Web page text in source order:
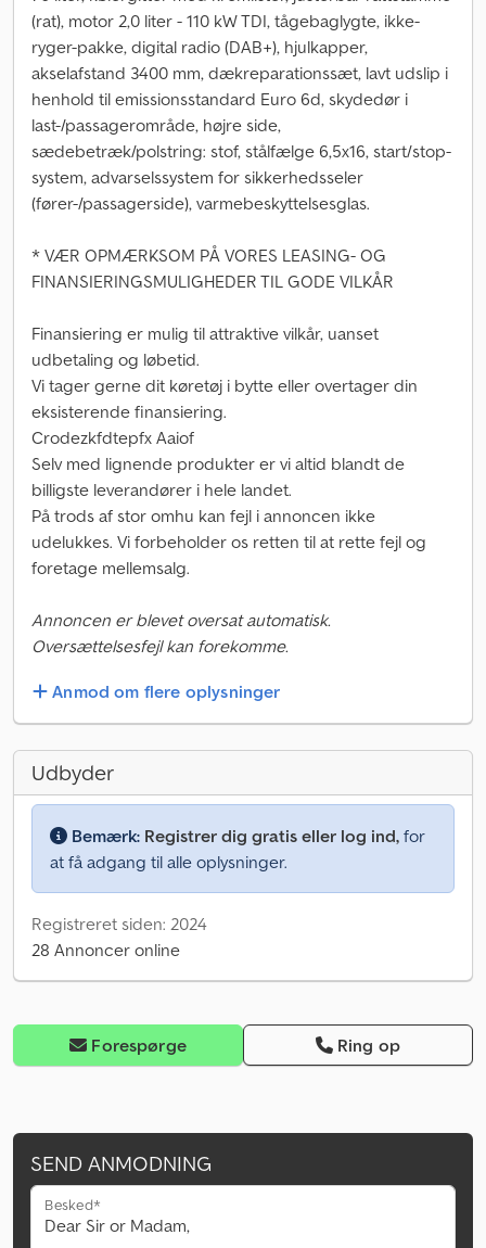
(rat), motor 2,0 liter - 110 kW TDI, tågebaglygte, ikke-
ryger-pakke, digital radio (DAB+), hjulkapper,
akselafstand 3400 mm, dækreparationssæt, lavt udslip i
henhold til emissionsstandard Euro 6d, skydedør i
last-/passagerområde, højre side,
sædebetræk/polstring: stof, stålfælge 6,5x16, start/stop-
system, advarselssystem for sikkerhedsseler
(fører-/passagerside), varmebeskyttelsesglas.
* VÆR OPMÆRKSOM PÅ VORES LEASING- OG
FINANSIERINGSMULIGHEDER TIL GODE VILKÅR
Finansiering er mulig til attraktive vilkår, uanset
udbetaling og løbetid.
Vi tager gerne dit køretøj i bytte eller overtager din
eksisterende finansiering.
Crodezkfdtepfx Aaiof
Selv med lignende produkter er vi altid blandt de
billigste leverandører i hele landet.
På trods af stor omhu kan fejl i annoncen ikke
udelukkes. Vi forbeholder os retten til at rette fejl og
foretage mellemsalg.
Annoncen er blevet oversat automatisk.
Oversættelsesfejl kan forekomme.
Anmod om flere oplysninger
Udbyder
Bemærk: Registrer dig gratis eller log ind, for
at få adgang til alle oplysninger.
Registreret siden: 2024
28 Annoncer online
Forespørge Ring op
SEND ANMODNING
Besked*